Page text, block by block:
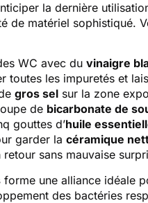
la dernière
de matériel sophistiqué.
WC avec du vinaigre
toutes les impuretés et
gros sel sur la zone
de bicarbonate de
gouttes d’huile
garder la céramique
sans mauvaise
forme une alliance idéale
des bactéries